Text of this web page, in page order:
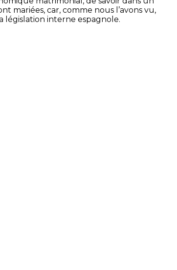
mariées, car, comme nous l’avons vu,
législation interne espagnole.